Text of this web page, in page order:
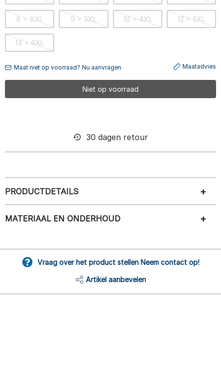
8 = XXL 9 = 3XL 10 = 4XL 12 = 5XL
14 = 6XL
Maat niet op voorraad? Nu aanvragen Maatadvies
Niet op voorraad
30 dagen retour
PRODUCTDETAILS
MATERIAAL EN ONDERHOUD
Vraag over het product stellen Neem contact op!
Artikel aanbevelen